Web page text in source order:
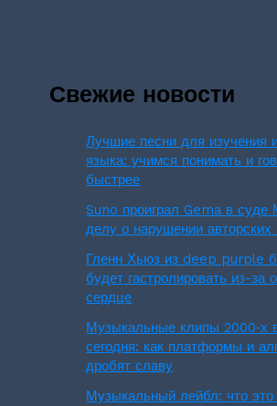
Свежие новости
Лучшие песни для изучения
языка: учимся понимать и
быстрее
Suno проиграл Gema в
делу о нарушении авторских
Гленн Хьюз из deep purple
будет гастролировать из-за
сердце
Музыкальные клипы 2000‑х
сегодня: как платформы и
дробят славу
Музыкальный лейбл: что это